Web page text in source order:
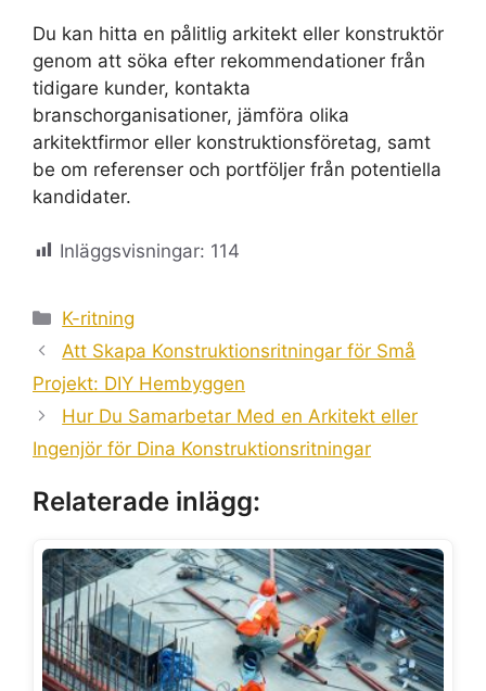
Du kan hitta en pålitlig arkitekt eller konstruktör
genom att söka efter rekommendationer från
tidigare kunder, kontakta
branschorganisationer, jämföra olika
arkitektfirmor eller konstruktionsföretag, samt
be om referenser och portföljer från potentiella
kandidater.
Inläggsvisningar: 114
Kategorier
K-ritning
Att Skapa Konstruktionsritningar för Små
Projekt: DIY Hembyggen
Hur Du Samarbetar Med en Arkitekt eller
Ingenjör för Dina Konstruktionsritningar
Relaterade inlägg: